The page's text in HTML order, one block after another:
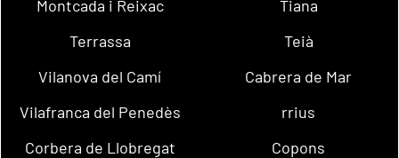
Montcada i Reixac
Tiana
Terrassa
Teià
Vilanova del Camí
Cabrera de Mar
Vilafranca del Penedès
rrius
Corbera de Llobregat
Copons